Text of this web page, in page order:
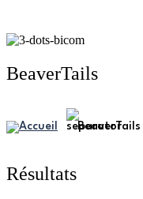
BeaverTails
BeaverTails
Résultats